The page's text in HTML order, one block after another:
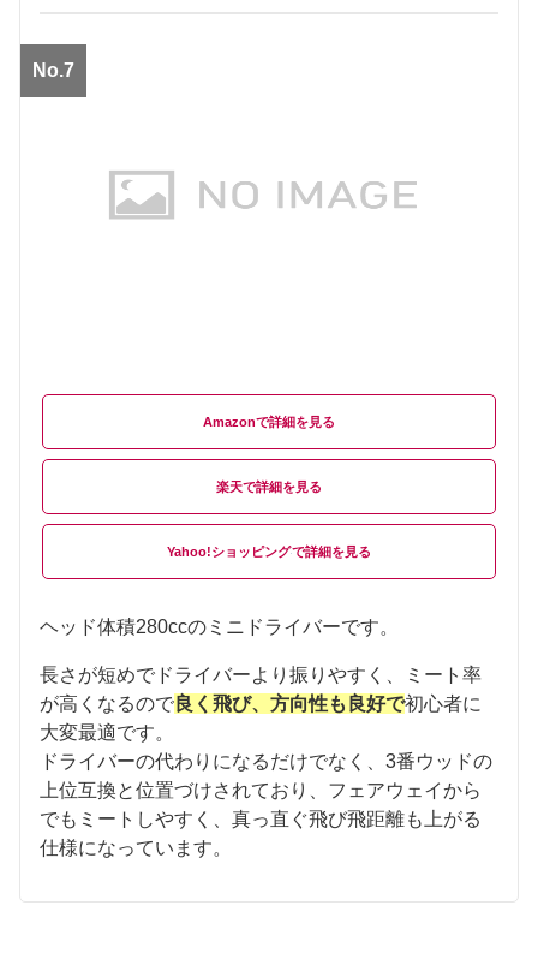
No.7
Amazon
楽天
Yahoo!ショッピング
ヘッド体積280ccのミニドライバーです。
長さが短めでドライバーより振りやすく、ミート率
が高くなるので 良く飛び、方向性も良好で初心者に
大変最適です。
ドライバーの代わりになるだけでなく、3番ウッドの
上位互換と位置づけされており、フェアウェイから
でもミートしやすく、真っ直ぐ飛び飛距離も上がる
仕様になっています。